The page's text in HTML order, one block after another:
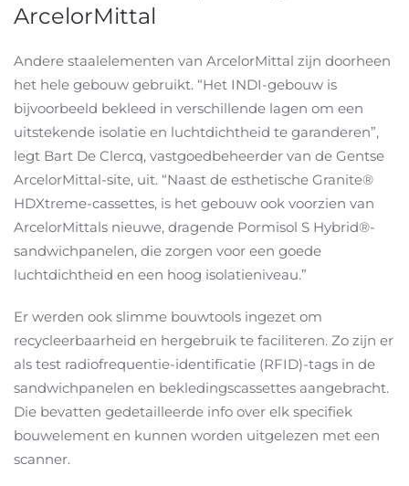
ArcelorMittal
Andere staalelementen van ArcelorMittal zijn doorheen
het hele gebouw gebruikt. “Het INDI-gebouw is
bijvoorbeeld bekleed in verschillende lagen om een
uitstekende isolatie en luchtdichtheid te garanderen”,
legt Bart De Clercq, vastgoedbeheerder van de Gentse
ArcelorMittal-site, uit. “Naast de esthetische Granite®
HDXtreme-cassettes, is het gebouw ook voorzien van
ArcelorMittals nieuwe, dragende Pormisol S Hybrid®-
sandwichpanelen, die zorgen voor een goede
luchtdichtheid en een hoog isolatieniveau.”
Er werden ook slimme bouwtools ingezet om
recycleerbaarheid en hergebruik te faciliteren. Zo zijn er
als test radiofrequentie-identificatie (RFID)-tags in de
sandwichpanelen en bekledingscassettes aangebracht.
Die bevatten gedetailleerde info over elk specifiek
bouwelement en kunnen worden uitgelezen met een
scanner.